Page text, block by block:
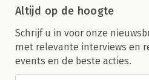
Altijd op de hoogte
Schrijf u in voor onze
met relevante interviews en
events en de beste acties.